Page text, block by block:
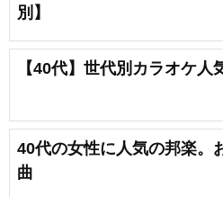
別】
【40代】世代別カラオケ人
40代の女性に人気の邦楽。
曲